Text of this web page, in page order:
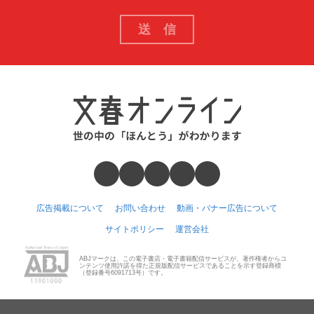
広告掲載について お問い合わせ 動画・バナー広告について
サイトポリシー 運営会社
ABJマークは、この電子書店・電子書籍配信サービスが、著作権者からコ
ンテンツ使用許諾を得た正規版配信サービスであることを示す登録商標
（登録番号6091713号）です。